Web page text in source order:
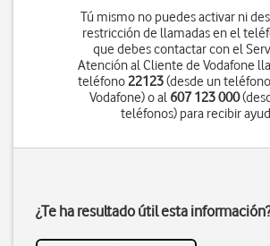
Tú mismo no puedes activar ni
restricción de llamadas en el
que debes contactar con el
Atención al Cliente de Vodafone
teléfono22123(desde un
Vodafone) o al 607 123 000
teléfonos) para recibir
¿Te ha resultado útil esta información?